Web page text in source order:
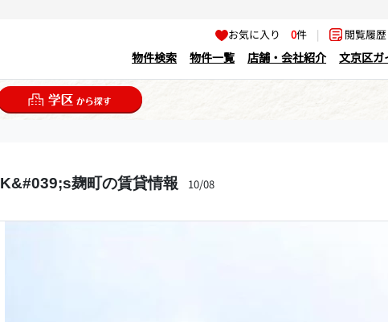
お気に入り0件 | 閲覧履
物件検索 物件一覧 店舗・会社紹介 文京区ガ
K&#039;s麹町の賃貸情報 10/08